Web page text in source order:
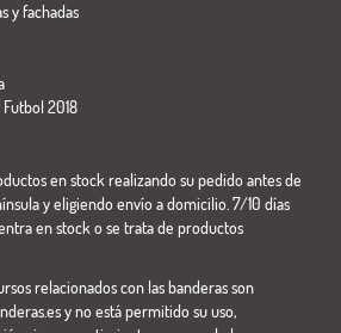
y fachadas
2018
en stock realizando su pedido antes de
y eligiendo envío a domicilio. 7/10 días
en stock o se trata de productos
relacionados con las banderas son
y no está permitido su uso,